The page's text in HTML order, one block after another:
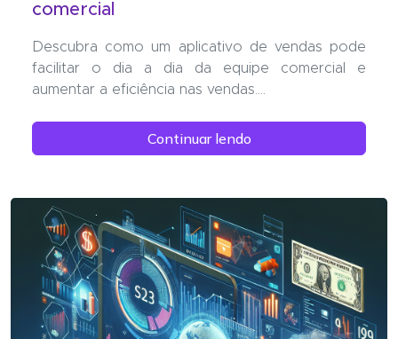
comercial
Descubra como um aplicativo de vendas pode
facilitar o dia a dia da equipe comercial e
aumentar a eficiência nas vendas....
Continuar lendo